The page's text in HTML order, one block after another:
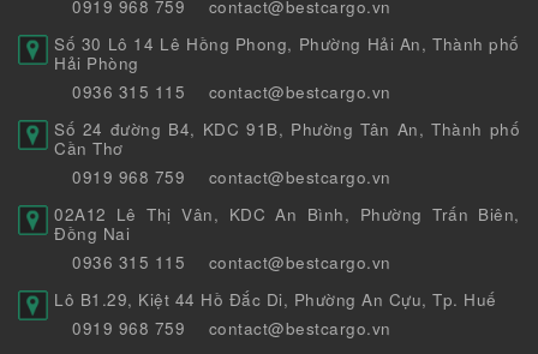
0919 968 759
contact@bestcargo.vn
Số 30 Lô 14 Lê Hồng Phong, Phường Hải An, Thành phố
Hải Phòng
0936 315 115
contact@bestcargo.vn
Số 24 đường B4, KDC 91B, Phường Tân An, Thành phố
Cần Thơ
0919 968 759
contact@bestcargo.vn
02A12 Lê Thị Vân, KDC An Bình, Phường Trấn Biên,
Đồng Nai
0936 315 115
contact@bestcargo.vn
Lô B1.29, Kiệt 44 Hồ Đắc Di, Phường An Cựu, Tp. Huế
0919 968 759
contact@bestcargo.vn